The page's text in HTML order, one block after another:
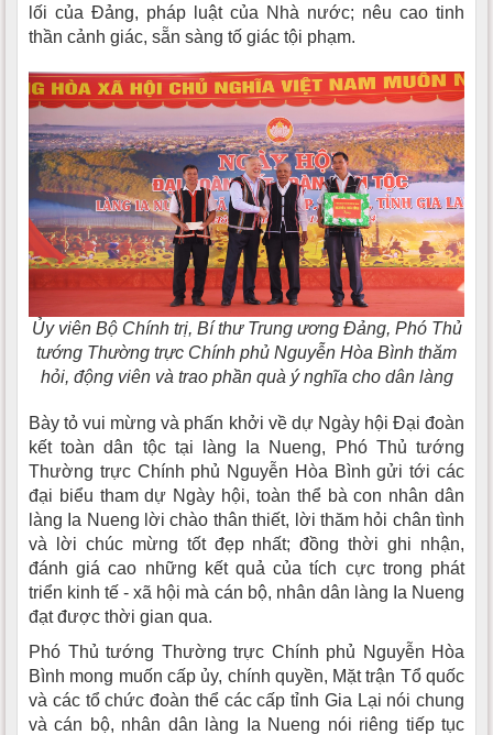
lối của Đảng, pháp luật của Nhà nước; nêu cao tinh
thần cảnh giác, sẵn sàng tố giác tội phạm.
Ủy viên Bộ Chính trị, Bí thư Trung ương Đảng, Phó Thủ
tướng Thường trực Chính phủ Nguyễn Hòa Bình thăm
hỏi, động viên và trao phần quà ý nghĩa cho dân làng
Bày tỏ vui mừng và phấn khởi về dự Ngày hội Đại đoàn
kết toàn dân tộc tại làng Ia Nueng, Phó Thủ tướng
Thường trực Chính phủ Nguyễn Hòa Bình gửi tới các
đại biểu tham dự Ngày hội, toàn thể bà con nhân dân
làng Ia Nueng lời chào thân thiết, lời thăm hỏi chân tình
và lời chúc mừng tốt đẹp nhất; đồng thời ghi nhận,
đánh giá cao những kết quả của tích cực trong phát
triển kinh tế - xã hội mà cán bộ, nhân dân làng Ia Nueng
đạt được thời gian qua.
Phó Thủ tướng Thường trực Chính phủ Nguyễn Hòa
Bình mong muốn cấp ủy, chính quyền, Mặt trận Tổ quốc
và các tổ chức đoàn thể các cấp tỉnh Gia Lại nói chung
và cán bộ, nhân dân làng Ia Nueng nói riêng tiếp tục